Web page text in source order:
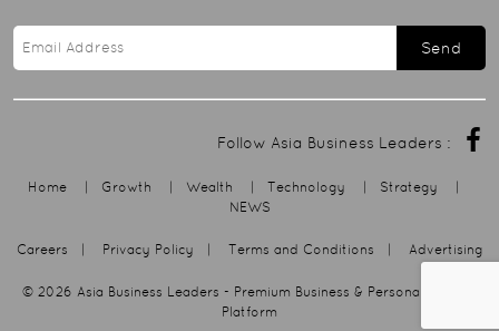
Send
Follow Asia Business Leaders :
Home | Growth | Wealth | Technology | Strategy
|
NEWS
Careers | Privacy Policy | Terms and Conditions | Advertising
© 2026 Asia Business Leaders - Premium Business & Personal Growth
Platform